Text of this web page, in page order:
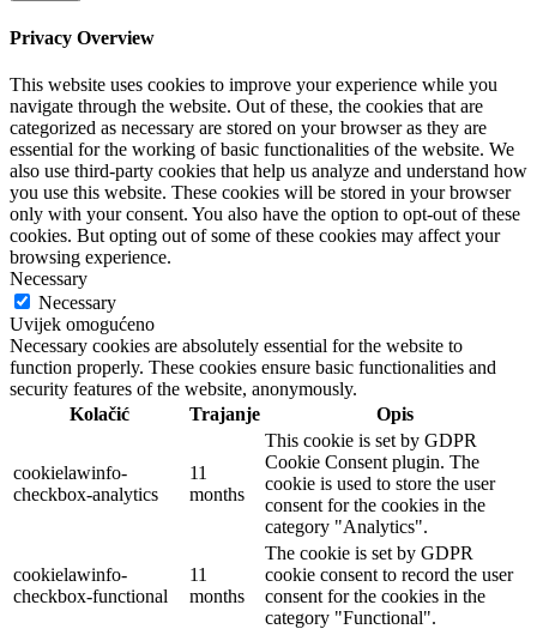
Privacy Overview
This website uses cookies to improve your experience while you
navigate through the website. Out of these, the cookies that are
categorized as necessary are stored on your browser as they are
essential for the working of basic functionalities of the website. We
also use third-party cookies that help us analyze and understand how
you use this website. These cookies will be stored in your browser
only with your consent. You also have the option to opt-out of these
cookies. But opting out of some of these cookies may affect your
browsing experience.
Necessary
Necessary
Uvijek omogućeno
Necessary cookies are absolutely essential for the website to
function properly. These cookies ensure basic functionalities and
security features of the website, anonymously.
Kolačić
Trajanje Opis
cookielawinfo-
checkbox-analytics
11
months
This cookie is set by GDPR
Cookie Consent plugin. The
cookie is used to store the user
consent for the cookies in the
category "Analytics".
cookielawinfo-
checkbox-functional
11
months
The cookie is set by GDPR
cookie consent to record the user
consent for the cookies in the
category "Functional".